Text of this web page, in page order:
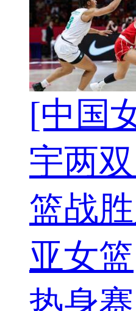
[中国
宇两
篮战
亚女篮